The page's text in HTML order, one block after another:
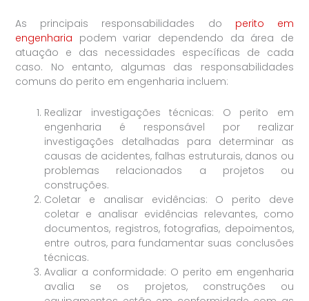
As principais responsabilidades do perito em
engenharia podem variar dependendo da área de
atuação e das necessidades específicas de cada
caso. No entanto, algumas das responsabilidades
comuns do perito em engenharia incluem:
Realizar investigações técnicas: O perito em
engenharia é responsável por realizar
investigações detalhadas para determinar as
causas de acidentes, falhas estruturais, danos ou
problemas relacionados a projetos ou
construções.
Coletar e analisar evidências: O perito deve
coletar e analisar evidências relevantes, como
documentos, registros, fotografias, depoimentos,
entre outros, para fundamentar suas conclusões
técnicas.
Avaliar a conformidade: O perito em engenharia
avalia se os projetos, construções ou